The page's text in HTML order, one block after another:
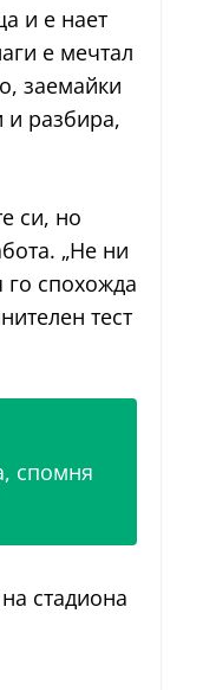
и е нает
е мечтал
заемайки
и разбира,
си, но
„Не ни
го спохожда
тест
спомня
стадиона